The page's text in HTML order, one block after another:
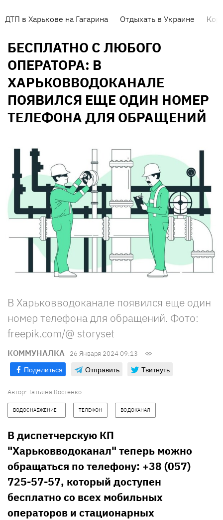
ДТП в Харькове на Гагарина Отдыхать в Украине
БЕСПЛАТНО С ЛЮБОГО
ОПЕРАТОРА: В
ХАРЬКОВВОДОКАНАЛЕ
ПОЯВИЛСЯ ЕЩЕ ОДИН НОМЕР
ТЕЛЕФОНА ДЛЯ ОБРАЩЕНИЙ
В Харьковводоканале появился еще один
номер телефона для обращений. Фото:
freepik.com/@ storyset
КОММУНАЛКА 26 Января 2024 09:13
Поделиться Отправить Твитнуть
Автор: Татьяна Костенко
ВОДОСНАБЖЕНИЕ ТЕЛЕФОН ВОДОКАНАЛ
В диспетчерскую КП
"Харьковводоканал" теперь можно
обращаться по телефону: +38 (057)
725-57-57, который доступен
бесплатно со всех мобильных
операторов и стационарных